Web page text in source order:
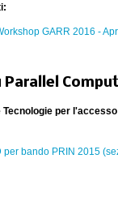
GARR 2016 -
Tecnologie per
per bando PRIN 2015